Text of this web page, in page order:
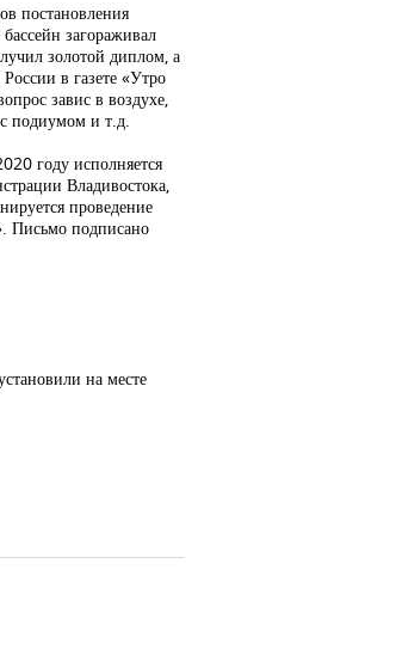
постановления
загораживал
золотой диплом, а
в газете «Утро
завис в воздухе,
подиумом и т.д.
году исполняется
Владивостока,
проведение
Письмо подписано
на месте